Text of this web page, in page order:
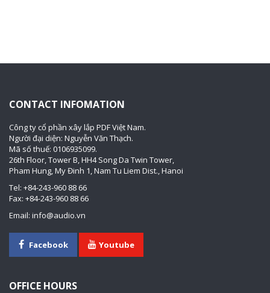
CONTACT INFOMATION
Công ty cổ phần xây lắp PDF Việt Nam.
Người đại diện: Nguyễn Văn Thạch.
Mã số thuế: 0106935099.
26th Floor, Tower B, HH4 Song Da Twin Tower,
Pham Hung, My Đinh 1, Nam Tu Liem Dist., Hanoi
Tel: +84-243-960 88 66
Fax: +84-243-960 88 66
Email: info@audio.vn
Facebook Youtube
OFFICE HOURS